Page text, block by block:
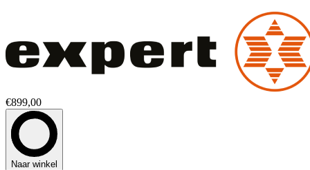
€899,00
Naar winkel